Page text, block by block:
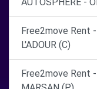
Free2move Rent -
L'ADOUR (C)
Free2move Rent